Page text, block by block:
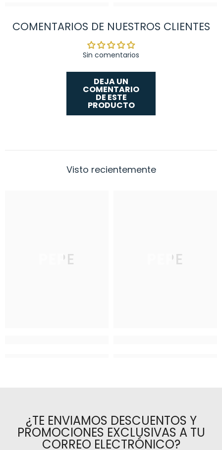
COMENTARIOS DE NUESTROS CLIENTES
Sin comentarios
DEJA UN
COMENTARIO
DE ESTE
PRODUCTO
Visto recientemente
PEPE PEPE
¿TE ENVIAMOS DESCUENTOS Y
PROMOCIONES EXCLUSIVAS A TU
CORREO ELECTRÓNICO?